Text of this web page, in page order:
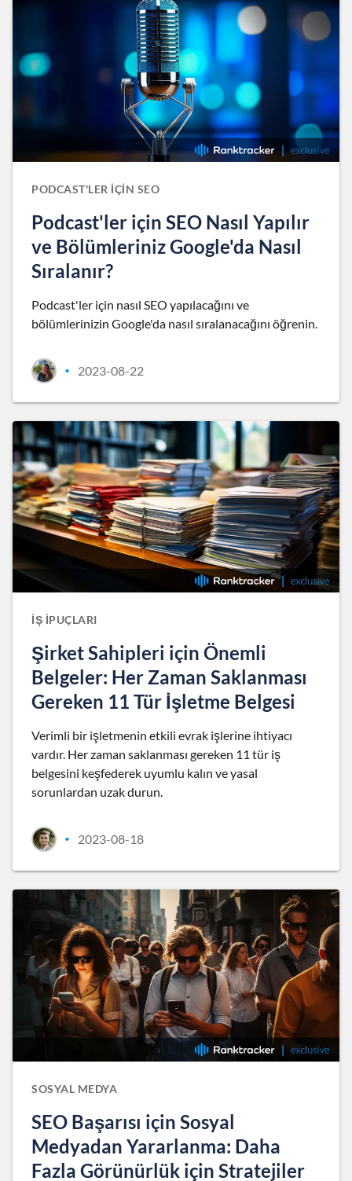
PODCAST'LER IÇIN SEO
Podcast'ler için SEO Nasıl Yapılır
ve Bölümleriniz Google'da Nasıl
Sıralanır?
Podcast'ler için nasıl SEO yapılacağını ve
bölümlerinizin Google'da nasıl sıralanacağını öğrenin.
• 2023-08-22
İŞ İPUÇLARI
Şirket Sahipleri için Önemli
Belgeler: Her Zaman Saklanması
Gereken 11 Tür İşletme Belgesi
Verimli bir işletmenin etkili evrak işlerine ihtiyacı
vardır. Her zaman saklanması gereken 11 tür iş
belgesini keşfederek uyumlu kalın ve yasal
sorunlardan uzak durun.
• 2023-08-18
SOSYAL MEDYA
SEO Başarısı için Sosyal
Medyadan Yararlanma: Daha
Fazla Görünürlük için Stratejiler